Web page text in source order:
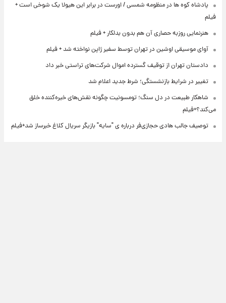
پادشاه کوه ها در منظومه شمسی / اورست در برابر این هیولا یک شوخی است +
فیلم
هنرنمایی روزبه حصاری آن هم بدون بدلکار + فیلم
آوای موسیقی اوشین در تهران توسط سفیر ژاپن نواخته شد + فیلم
دادستان تهران از توقیف گسترده اموال شرکت‌های تراستی خبر داد
تغییر در شرایط بازنشستگی؛ شرط جدید اعلام شد
شاهکار طبیعت در دل سنگ؛ تومسونیت چگونه نقش‌های خیره‌کننده خلق
می‌کند؟+فیلم
توصیف جالب هادی حجازی‌فر درباره ی "سایه" بازیگر سریال کلاغ خبرساز شد+فیلم